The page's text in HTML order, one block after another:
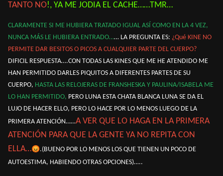
TANTO NO!, YA ME JODIA EL CACHE……TMR…
CLARAMENTE SI ME HUBIERA TRATADO IGUAL ASÍ COMO EN LA 4 VEZ,
NUNCA MÁS LE HUBIERA ENTRADO…… LA PREGUNTA ES: ¿Qué KINE NO
PERMITE DAR BESITOS O PICOS A CUALQUIER PARTE DEL CUERPO?
DIFICIL RESPUESTA….CON TODAS LAS KINES QUE ME HE ATENDIDO ME
HAN PERMITIDO DARLES PIQUITOS A DIFERENTES PARTES DE SU
CUERPO, HASTA LAS RELOJERAS DE FRANSHESKA Y PAULINA/ISABELA ME
LO HAN PERMITIDO, PERO LUNA ESTA CHATA BLANCA LUNA SE DA EL
LUJO DE HACER ELLO, PERO LO HACE POR LO MENOS LUEGO DE LA
PRIMERA ATENCIÓN……A VER QUE LO HAGA EN LA PRIMERA
ATENCIÓN PARA QUE LA GENTE YA NO REPITA CON
ELLA…😡.(BUENO POR LO MENOS LOS QUE TIENEN UN POCO DE
AUTOESTIMA, HABIENDO OTRAS OPCIONES)…..